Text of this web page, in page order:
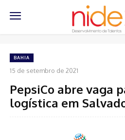
BAHIA
15 de setembro de 2021
PepsiCo abre vaga
logística em